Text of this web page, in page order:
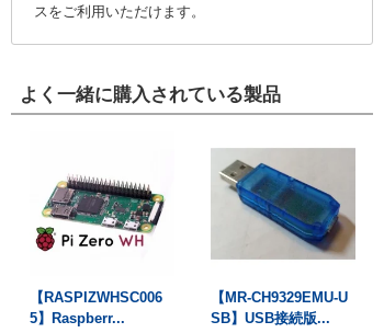
スをご利用いただけます。
よく一緒に購入されている製品
【RASPIZWHSC006
5】Raspberr...
【MR-CH9329EMU-U
SB】USB接続版...